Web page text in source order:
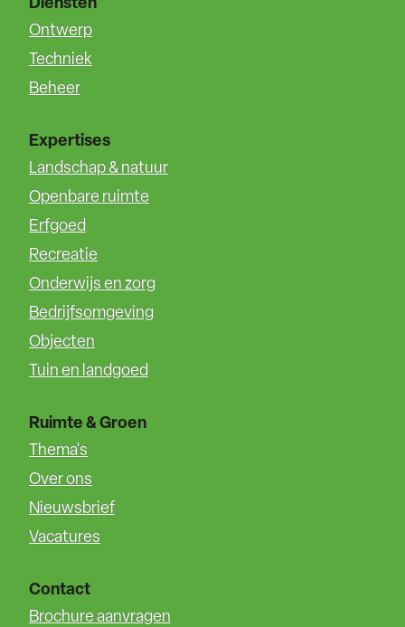
Diensten
Ontwerp
Techniek
Beheer
Expertises
Landschap & natuur
Openbare ruimte
Erfgoed
Recreatie
Onderwijs en zorg
Bedrijfsomgeving
Objecten
Tuin en landgoed
Ruimte & Groen
Thema's
Over ons
Nieuwsbrief
Vacatures
Contact
Brochure aanvragen